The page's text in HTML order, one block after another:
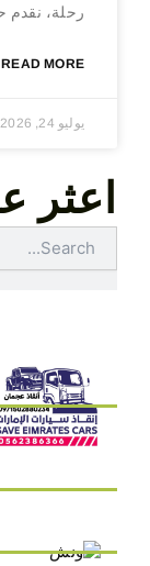
رحلة، نقدم
READ MORE »
يوليو 24, 2026
اعثر